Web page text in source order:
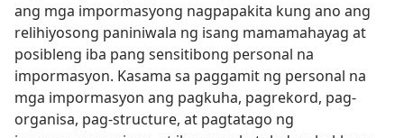
ang mga impormasyong nagpapakita kung ano ang
relihiyosong paniniwala ng isang mamamahayag at
posibleng iba pang sensitibong personal na
impormasyon. Kasama sa paggamit ng personal na
mga impormasyon ang pagkuha, pagrekord, pag-
organisa, pag-structure, at pagtatago ng